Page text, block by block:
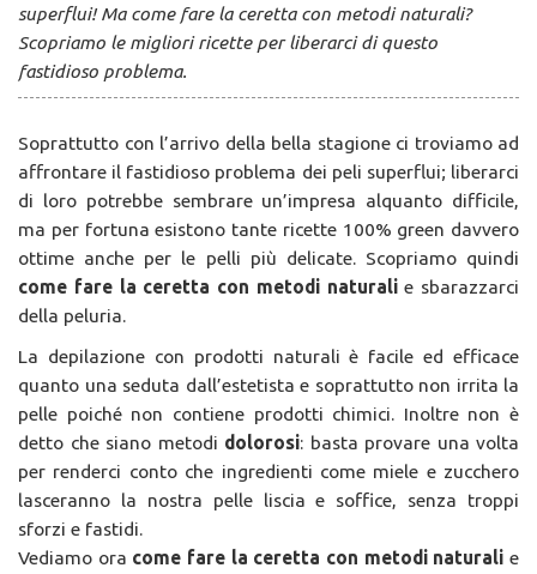
superflui! Ma come fare la ceretta con metodi naturali?
Scopriamo le migliori ricette per liberarci di questo
fastidioso problema.
Soprattutto con l’arrivo della bella stagione ci troviamo ad
affrontare il fastidioso problema dei peli superflui; liberarci
di loro potrebbe sembrare un’impresa alquanto difficile,
ma per fortuna esistono tante ricette 100% green davvero
ottime anche per le pelli più delicate. Scopriamo quindi
come fare la ceretta con metodi naturalie sbarazzarci
della peluria.
La depilazione con prodotti naturali è facile ed efficace
quanto una seduta dall’estetista e soprattutto non irrita la
pelle poiché non contiene prodotti chimici. Inoltre non è
detto che siano metodi dolorosi: basta provare una volta
per renderci conto che ingredienti come miele e zucchero
lasceranno la nostra pelle liscia e soffice, senza troppi
sforzi e fastidi.
Vediamo ora come fare la ceretta con metodi naturali e